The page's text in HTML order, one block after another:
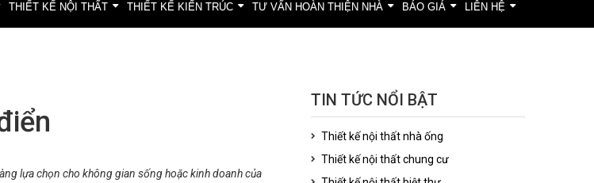
THIẾT KẾ NỘI THẤT THIẾT KẾ KIẾN TRÚC TƯ VẤN HOÀN THIỆN NHÀ BÁO GIÁ LIÊN HỆ
lựa chọn cho không gian sống hoặc kinh doanh của
TIN TỨC NỔI BẬT
Thiết kế nội thất nhà ống
Thiết kế nội thất chung cư